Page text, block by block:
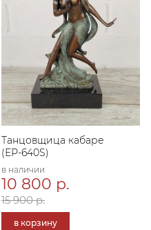
Танцовщица кабаре
(ЕР-640S)
в наличии
10 800 р.
15 900 р.
в корзину